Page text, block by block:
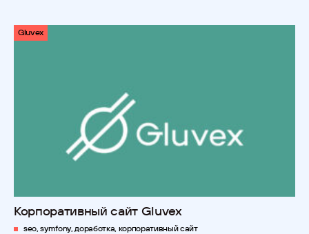
Gluvex
Корпоративный сайт Gluvex
seo, symfony, доработка, корпоративный сайт